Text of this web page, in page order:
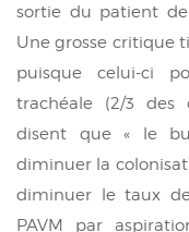
sortie du patient
Une grosse critique
puisque celui-ci
trachéale (2/3 des
disent que « le
diminuer la
diminuer le taux
PAVM par